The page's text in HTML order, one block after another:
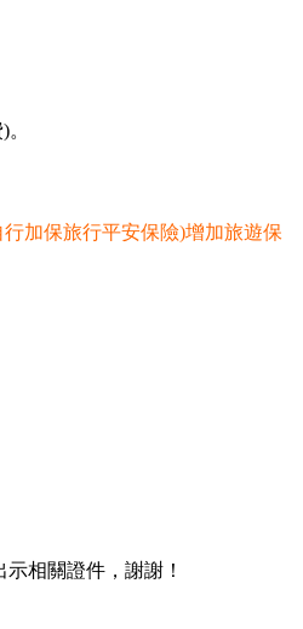
加保旅行平安保險)增加旅遊保
相關證件，謝謝！